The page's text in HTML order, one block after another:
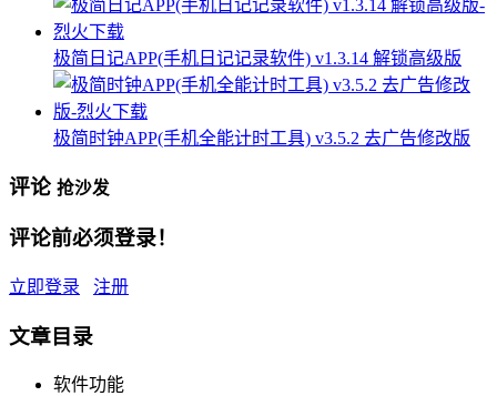
极简日记APP(手机日记记录软件) v1.3.14 解锁高级版
极简时钟APP(手机全能计时工具) v3.5.2 去广告修改版
评论 抢沙发
评论前必须登录！
立即登录 注册
文章目录
软件功能